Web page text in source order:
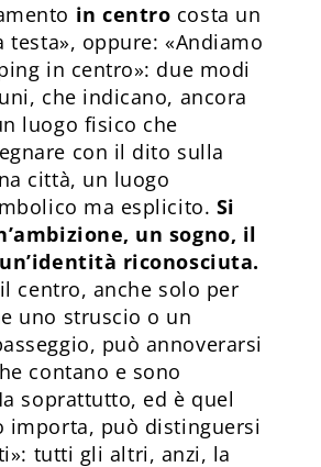
in centro costa un
testa», oppure: «Andiamo
in centro»: due modi
che indicano, ancora
luogo fisico che
con il dito sulla
città, un luogo
ma esplicito. Si
un sogno, il
riconosciuta.
centro, anche solo per
uno struscio o un
può annoverarsi
contano e sono
soprattutto, ed è quel
importa, può distinguersi
tutti gli altri, anzi, la